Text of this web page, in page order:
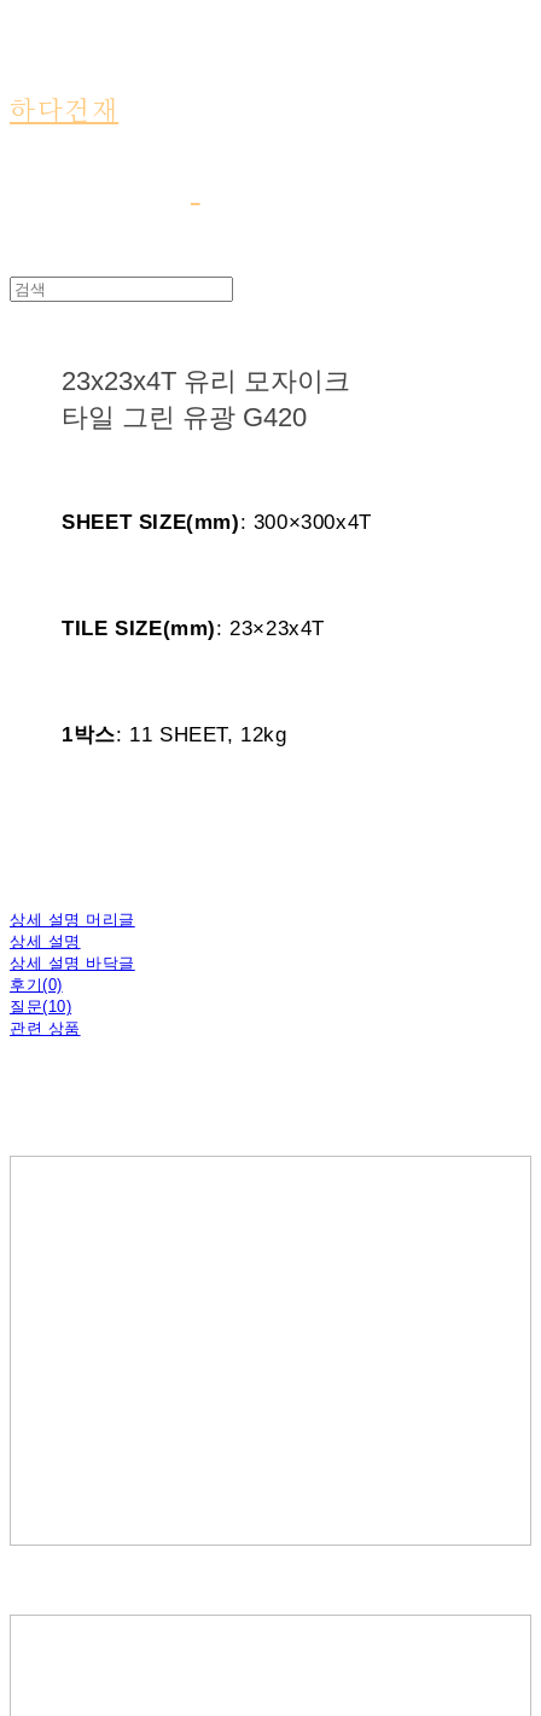
하다건재
23x23x4T 유리 모자이크
타일 그린 유광 G420
SHEET SIZE(mm): 300×300x4T
TILE SIZE(mm): 23×23x4T
1박스: 11 SHEET, 12kg
상세 설명 머리글
상세 설명
상세 설명 바닥글
후기(0)
질문(10)
관련 상품